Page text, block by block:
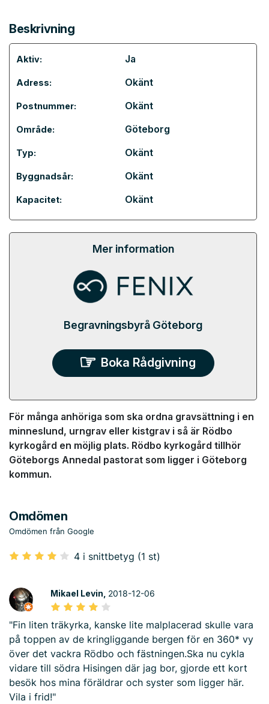
Beskrivning
Aktiv: Ja
Adress: Okänt
Postnummer: Okänt
Område: Göteborg
Typ: Okänt
Byggnadsår: Okänt
Kapacitet: Okänt
Mer information
Begravningsbyrå Göteborg
Boka Rådgivning
För många anhöriga som ska ordna gravsättning i en
minneslund, urngrav eller kistgrav i så är Rödbo
kyrkogård en möjlig plats. Rödbo kyrkogård tillhör
Göteborgs Annedal pastorat som ligger i Göteborg
kommun.
Omdömen
Omdömen från Google
4 i snittbetyg (1 st)
Mikael Levin, 2018-12-06
"Fin liten träkyrka, kanske lite malplacerad skulle vara
på toppen av de kringliggande bergen för en 360* vy
över det vackra Rödbo och fästningen.Ska nu cykla
vidare till södra Hisingen där jag bor, gjorde ett kort
besök hos mina föräldrar och syster som ligger här.
Vila i frid!"